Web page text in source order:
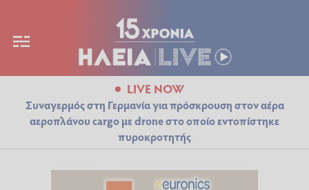
LIVE NOW
Συναγερμός στη Γερμανία για πρόσκρουση στον αέρα
αεροπλάνου cargo με drone στο οποίο εντοπίστηκε
πυροκροτητής